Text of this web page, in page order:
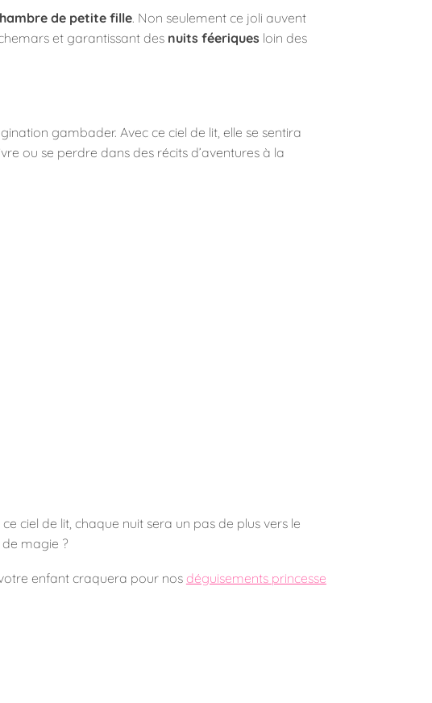
de petite fille. Non seulement ce joli auvent
et garantissant des nuits féeriques loin des
gambader. Avec ce ciel de lit, elle se sentira
ou se perdre dans des récits d’aventures à la
ciel de lit, chaque nuit sera un pas de plus vers le
magie ?
enfant craquera pour nos déguisements princesse